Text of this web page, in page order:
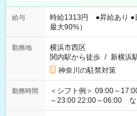
給与
時給1313円 ●昇給あり ●
最大90%）
勤務地
横浜市西区
関内駅から徒歩 / 新横浜
神奈川の駐禁対策
勤務時間
＜シフト例＞ 09:00～
～23:00 22:00～06:00 など ※「昼間だけ」「夜勤だけ
の希望OK